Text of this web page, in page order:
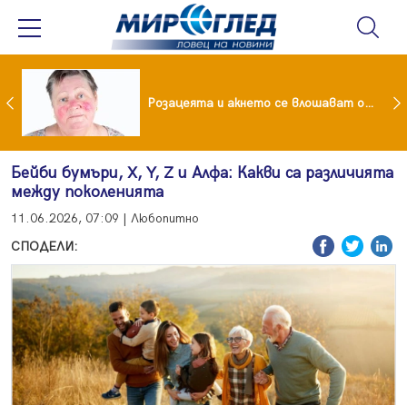
Симона Пейчева отиде на море след убийството на Владо Загатото, скарала се с него за пари Розацеята и акнето се влошават от слънцето
Бейби бумъри, X, Y, Z и Алфа: Какви са различията
между поколенията
11.06.2026, 07:09 | Любопитно
СПОДЕЛИ: